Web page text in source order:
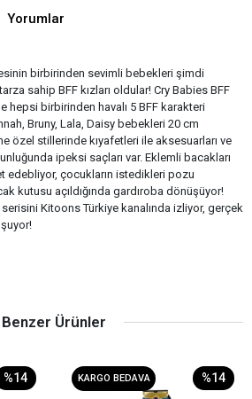
Yorumlar
birbirinden sevimli bebekleri şimdi
sahip BFF kızları oldular! Cry Babies BFF
hepsi birbirinden havalı 5 BFF karakteri
Bruny, Lala, Daisy bebekleri 20 cm
özel stillerinde kıyafetleri ile aksesuarları ve
ipeksi saçları var. Eklemli bacakları
edebliyor, çocukların istedikleri pozu
kutusu açıldığında gardıroba dönüşüyor!
Kitoons Türkiye kanalında izliyor, gerçek
Benzer Ürünler
%14 KARGO BEDAVA %14